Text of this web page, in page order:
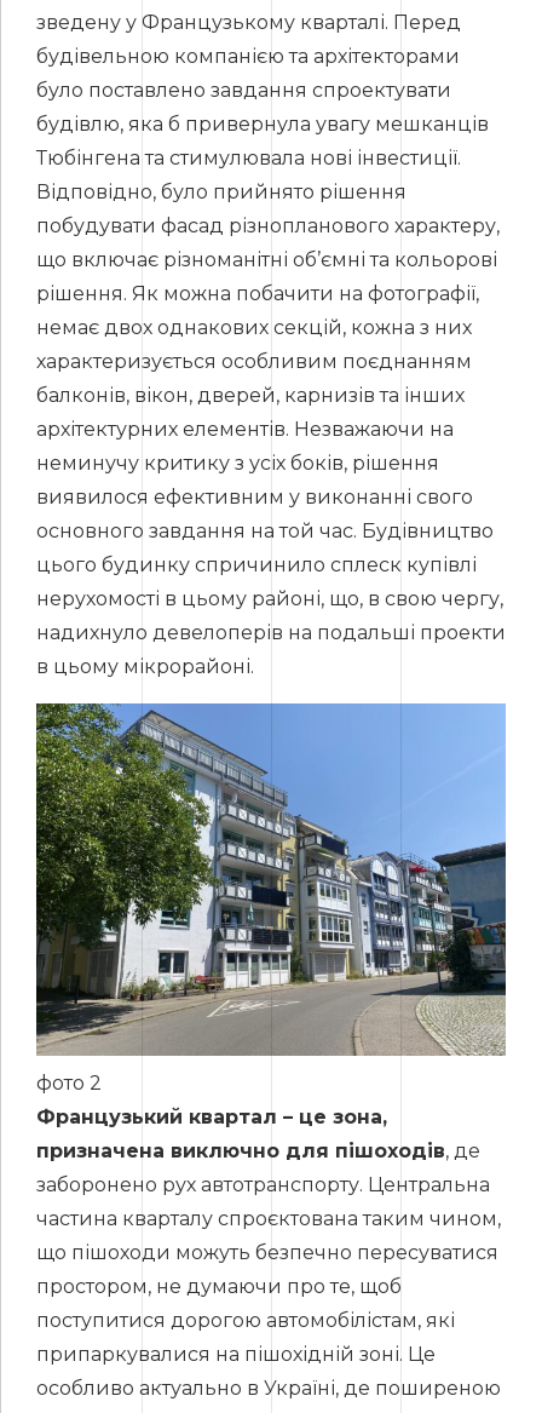
зведену у Французькому кварталі. Перед
будівельною компанією та архітекторами
було поставлено завдання спроектувати
будівлю, яка б привернула увагу мешканців
Тюбінгена та стимулювала нові інвестиції.
Відповідно, було прийнято рішення
побудувати фасад різнопланового характеру,
що включає різноманітні об’ємні та кольорові
рішення. Як можна побачити на фотографії,
немає двох однакових секцій, кожна з них
характеризується особливим поєднанням
балконів, вікон, дверей, карнизів та інших
архітектурних елементів. Незважаючи на
неминучу критику з усіх боків, рішення
виявилося ефективним у виконанні свого
основного завдання на той час. Будівництво
цього будинку спричинило сплеск купівлі
нерухомості в цьому районі, що, в свою чергу,
надихнуло девелоперів на подальші проекти
в цьому мікрорайоні.
фото 2
Французький квартал – це зона,
призначена виключно для пішоходів, де
заборонено рух автотранспорту. Центральна
частина кварталу спроєктована таким чином,
що пішоходи можуть безпечно пересуватися
простором, не думаючи про те, щоб
поступитися дорогою автомобілістам, які
припаркувалися на пішохідній зоні. Це
особливо актуально в Україні, де поширеною